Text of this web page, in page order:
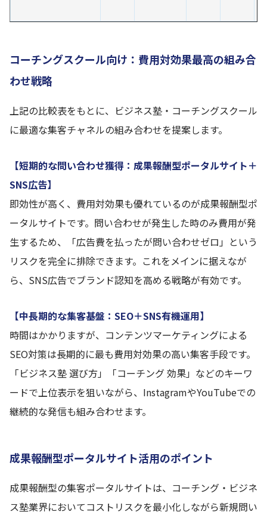
コーチングスクール向け：費用対効果最高の組み合
わせ戦略
上記の比較表をもとに、ビジネス塾・コーチングスクール
に最適な集客チャネルの組み合わせを提案します。
【短期的な問い合わせ獲得：成果報酬型ポータルサイト＋
SNS広告】
即効性が高く、費用対効果も優れているのが成果報酬型ポ
ータルサイトです。問い合わせが発生した時のみ費用が発
生するため、「広告費を払ったが問い合わせゼロ」という
リスクを完全に排除できます。これをメインに据えなが
ら、SNS広告でブランド認知を高める戦略が有効です。
【中長期的な集客基盤：SEO＋SNS有機運用】
時間はかかりますが、コンテンツマーケティングによる
SEO対策は長期的に最も費用対効果の高い集客手段です。
「ビジネス塾 選び方」「コーチング 効果」などのキーワ
ードで上位表示を狙いながら、InstagramやYouTubeでの
継続的な発信も組み合わせます。
成果報酬型ポータルサイト活用のポイント
成果報酬型の集客ポータルサイトは、コーチング・ビジネ
ス塾業界においてコストリスクを最小化しながら新規問い